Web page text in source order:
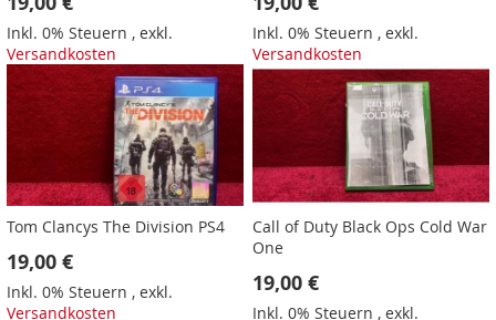
Inkl. 0% Steuern , exkl.
Versandkosten
Inkl. 0% Steuern ,exkl.
Versandkosten
Tom Clancys The Division PS4
19,00 €
Inkl. 0% Steuern , exkl.
Versandkosten
Call of Duty Black Ops Cold War
One
19,00 €
Inkl. 0% Steuern ,exkl.